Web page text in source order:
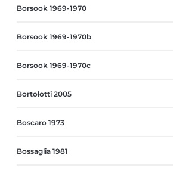
Borsook 1969-1970
Borsook 1969-1970b
Borsook 1969-1970c
Bortolotti 2005
Boscaro 1973
Bossaglia 1981